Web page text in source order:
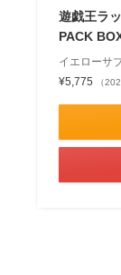
遊戯王ラ
PACK
イエローサ
¥5,775
（